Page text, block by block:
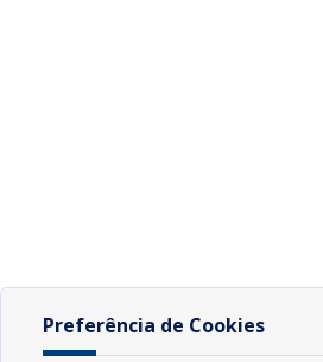
Preferência de Cookies